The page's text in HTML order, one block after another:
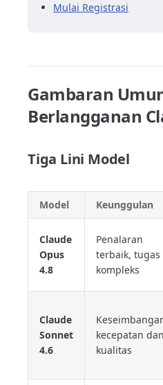
Mulai Registrasi
Gambaran
Berlangganan
Tiga Lini Model
Model Keunggulan
Claude
Opus
4.8
Penalaran
terbaik, tugas
kompleks
Claude
Sonnet
4.6
kecepatan dan
kualitas